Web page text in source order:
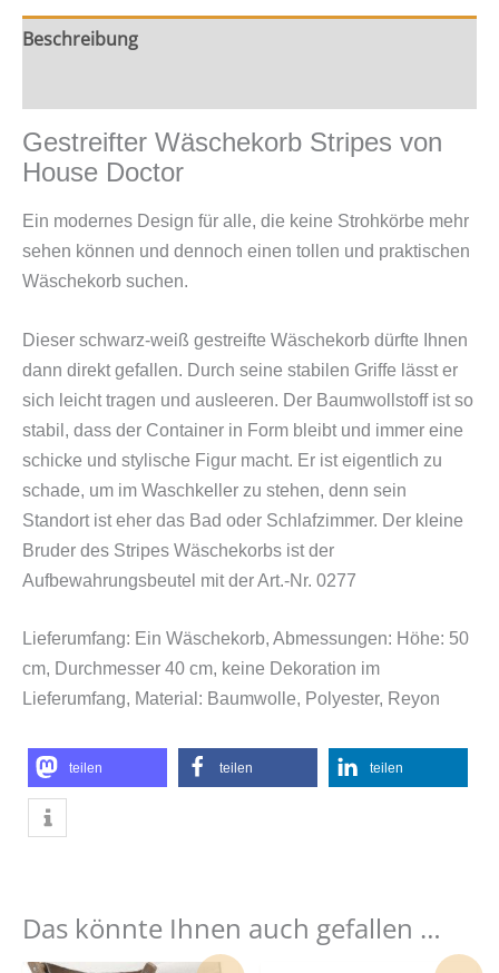
Beschreibung
Gestreifter Wäschekorb Stripes von
House Doctor
Ein modernes Design für alle, die keine Strohkörbe mehr
sehen können und dennoch einen tollen und praktischen
Wäschekorb suchen.
Dieser schwarz-weiß gestreifte Wäschekorb dürfte Ihnen
dann direkt gefallen. Durch seine stabilen Griffe lässt er
sich leicht tragen und ausleeren. Der Baumwollstoff ist so
stabil, dass der Container in Form bleibt und immer eine
schicke und stylische Figur macht. Er ist eigentlich zu
schade, um im Waschkeller zu stehen, denn sein
Standort ist eher das Bad oder Schlafzimmer. Der kleine
Bruder des Stripes Wäschekorbs ist der
Aufbewahrungsbeutel mit der Art.-Nr. 0277
Lieferumfang: Ein Wäschekorb, Abmessungen: Höhe: 50
cm, Durchmesser 40 cm, keine Dekoration im
Lieferumfang, Material: Baumwolle, Polyester, Reyon
teilen teilen teilen
Das könnte Ihnen auch gefallen …